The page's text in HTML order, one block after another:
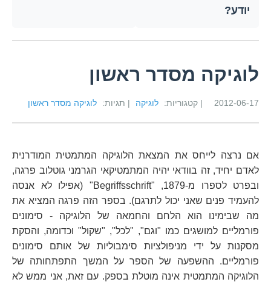
יודע?
לוגיקה מסדר ראשון
2012-06-17 | קטגוריות: לוגיקה | תגיות: לוגיקה מסדר ראשון
אם נרצה לייחס את המצאת הלוגיקה המתמטית המודרנית
לאדם יחיד, זה בוודאי יהיה המתמטיקאי הגרמני גוטלוב פרגה,
ובפרט לספרו מ-1879, "Begriffsschrift" (אפילו לא אנסה
להעמיד פנים שאני יכול לתרגם). בספר הזה פרגה המציא את
מה שבימינו הוא הלחם והחמאה של הלוגיקה - סימונים
פורמליים למושגים כמו "וגם", "לכל", "שקול" וכדומה, והסקת
מסקנות על ידי מניפולציות סימבוליות של אותם סימונים
פורמליים. ההשפעה של הספר על המשך התפתחותה של
הלוגיקה המתמטית אינה מוטלת בספק. עם זאת, אני ממש לא